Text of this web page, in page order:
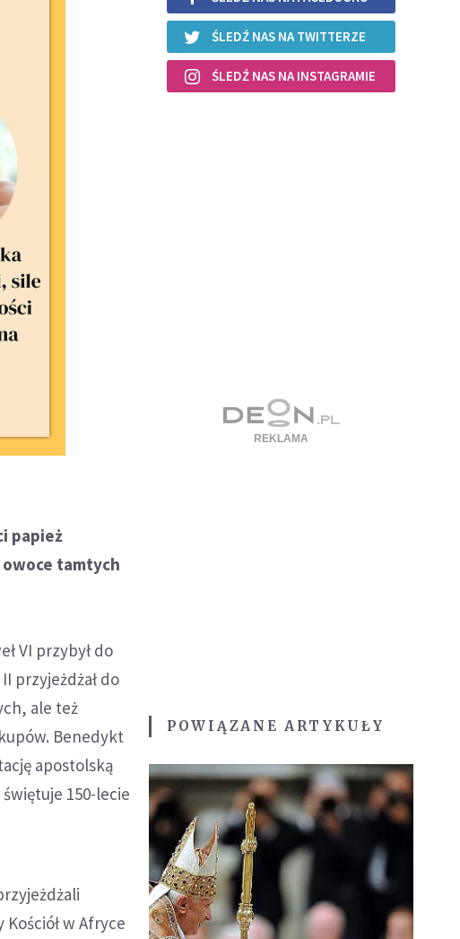
papież
owoce tamtych
VI przybył do
przyjeżdżał do
ale też
Benedykt
apostolską
150-lecie
w Afryce
ŚLEDŹ NAS NA TWITTERZE
ŚLEDŹ NAS NA INSTAGRAMIE
POWIĄZANE ARTYKUŁY